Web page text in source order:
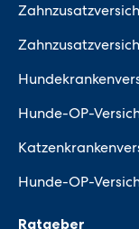
Hunde-OP-
Hunde-OP-
Ratgeber